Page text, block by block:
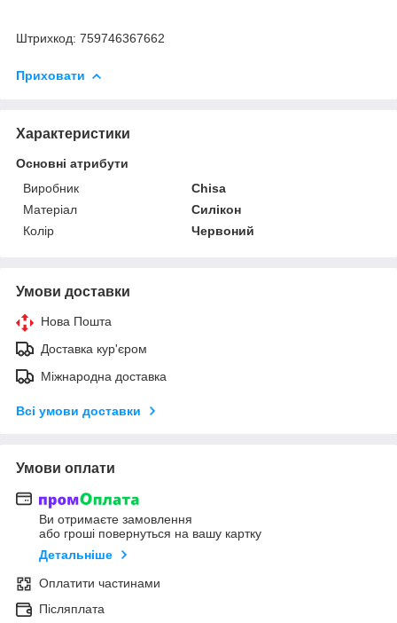
Штрихкод: 759746367662
Приховати
Характеристики
Основні атрибути
Виробник
Chisa
Матеріал
Силікон
Колір
Червоний
Умови доставки
Нова Пошта
Доставка кур'єром
Міжнародна доставка
Всі умови доставки
Умови оплати
Ви отримаєте замовлення
або гроші повернуться на вашу картку
Детальніше
Оплатити частинами
Післяплата